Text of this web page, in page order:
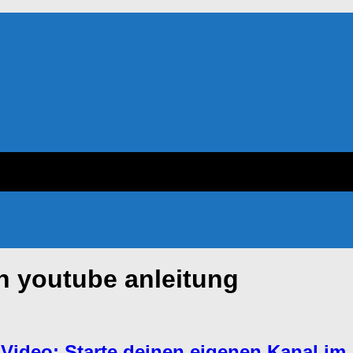
youtube anleitung